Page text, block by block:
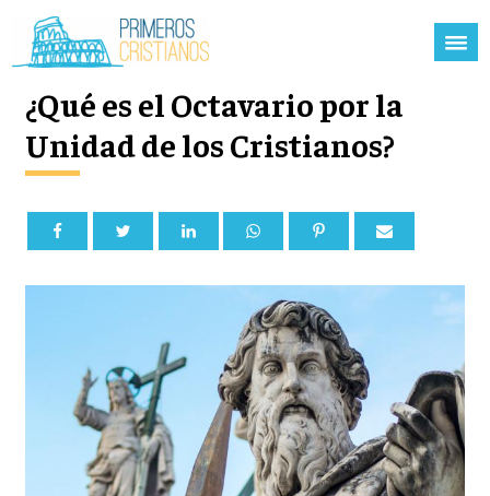
¿Qué es el Octavario por la
Unidad de los Cristianos?